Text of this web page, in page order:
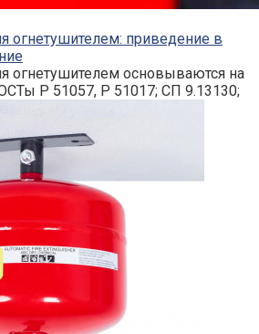
огнетушителем: приведение в
огнетушителем основываются на
Р 51057, Р 51017; СП 9.13130;